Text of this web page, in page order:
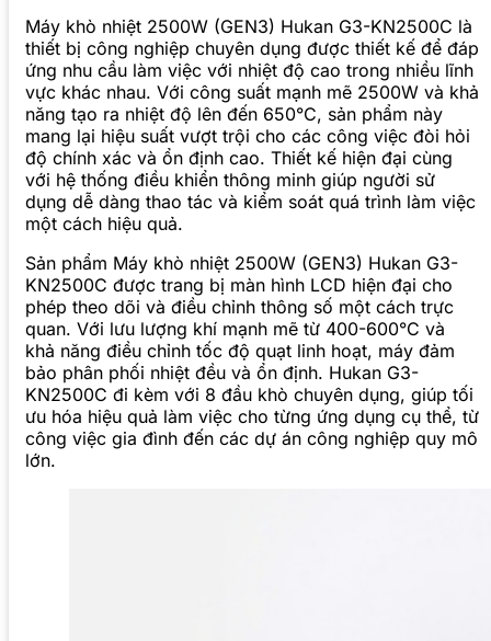
Máy khò nhiệt 2500W (GEN3) Hukan G3-KN2500C là
thiết bị công nghiệp chuyên dụng được thiết kế để đáp
ứng nhu cầu làm việc với nhiệt độ cao trong nhiều lĩnh
vực khác nhau. Với công suất mạnh mẽ 2500W và khả
năng tạo ra nhiệt độ lên đến 650°C, sản phẩm này
mang lại hiệu suất vượt trội cho các công việc đòi hỏi
độ chính xác và ổn định cao. Thiết kế hiện đại cùng
với hệ thống điều khiển thông minh giúp người sử
dụng dễ dàng thao tác và kiểm soát quá trình làm việc
một cách hiệu quả.
Sản phẩm Máy khò nhiệt 2500W (GEN3) Hukan G3-
KN2500C được trang bị màn hình LCD hiện đại cho
phép theo dõi và điều chỉnh thông số một cách trực
quan. Với lưu lượng khí mạnh mẽ từ 400-600°C và
khả năng điều chỉnh tốc độ quạt linh hoạt, máy đảm
bảo phân phối nhiệt đều và ổn định. Hukan G3-
KN2500C đi kèm với 8 đầu khò chuyên dụng, giúp tối
ưu hóa hiệu quả làm việc cho từng ứng dụng cụ thể, từ
công việc gia đình đến các dự án công nghiệp quy mô
lớn.